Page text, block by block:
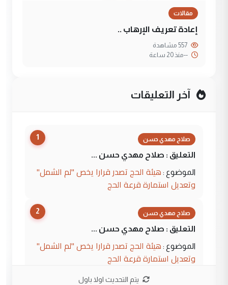
مقالات
إعادة تعريف الإرهاب ..
--منذ 20 ساعة
آخر التعليقات
1 صلاح مهدي حسن
التعليق : صلاح مهدي حسن ...
الموضوع : هيئة الحج تصدر قرارا يخص "لم الشمل"
وتعديل استمارة قرعة الحج
2 صلاح مهدي حسن
التعليق : صلاح مهدي حسن ...
الموضوع : هيئة الحج تصدر قرارا يخص "لم الشمل"
وتعديل استمارة قرعة الحج
يتم التحديث اولا باول